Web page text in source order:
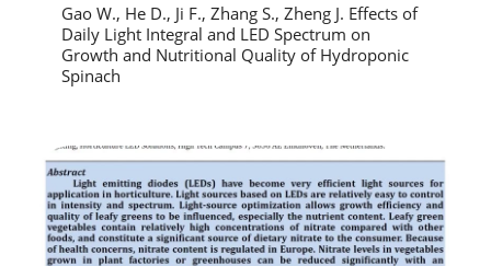
Gao W., He D., Ji F., Zhang S., Zheng J. Effects of
Daily Light Integral and LED Spectrum on
Growth and Nutritional Quality of Hydroponic
Spinach